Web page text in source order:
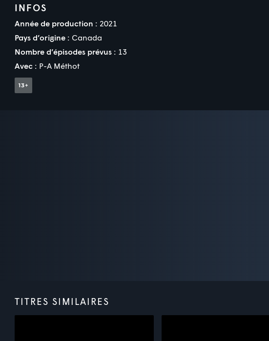
INFOS
Année de production : 2021
Pays d’origine : Canada
Nombre d’épisodes prévus : 13
Avec : P-A Méthot
TITRES SIMILAIRES